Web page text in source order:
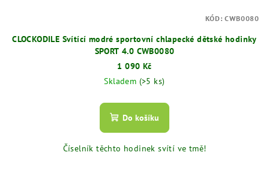
CLOCKODILE Svítící modré sportovní chlapecké dětské hodinky
SPORT 4.0 CWB0080
1 090 Kč
Skladem (>5 ks)
Do košíku
Číselník těchto hodinek svítí ve tmě!
KÓD:CWB0080